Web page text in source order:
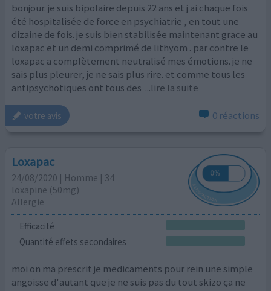
bonjour. je suis bipolaire depuis 22 ans et j ai chaque fois
été hospitalisée de force en psychiatrie , en tout une
dizaine de fois. je suis bien stabilisée maintenant grace au
loxapac et un demi comprimé de lithyom . par contre le
loxapac a complètement neutralisé mes émotions. je ne
sais plus pleurer, je ne sais plus rire. et comme tous les
antipsychotiques ont tous des ...lire la suite
votre avis 0 réactions
Loxapac
24/08/2020 | Homme | 34
loxapine (50mg)
Allergie
Efficacité
Quantité effets secondaires
moi on ma prescrit je medicaments pour rein une simple
angoisse d'autant que je ne suis pas du tout skizo ça ne